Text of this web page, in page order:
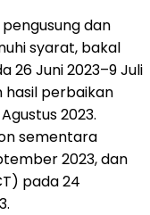
dan
syarat, bakal
26 Juni 2023–9 Juli
hasil perbaikan
2023.
sementara
2023, dan
pada 24